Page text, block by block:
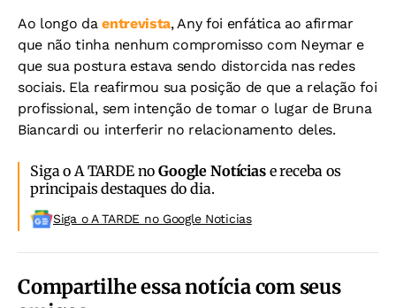
Ao longo daentrevista, Any foi enfática ao afirmar
que não tinha nenhum compromisso com Neymar e
que sua postura estava sendo distorcida nas redes
sociais. Ela reafirmou sua posição de que a relação foi
profissional, sem intenção de tomar o lugar de Bruna
Biancardi ou interferir no relacionamento deles.
Siga o A TARDE noGoogle Notíciase receba os
principais destaques do dia.
Siga o A TARDE no Google Noticias
Compartilhe essa notícia com seus